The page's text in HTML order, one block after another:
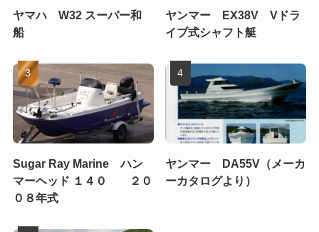
ヤマハ W32 スーパー和
船
ヤンマー EX38V Vドラ
イブ式シャフト艇
Sugar Ray Marine ハン
マーヘッド １４０ ２０
０８年式
ヤンマー DA55V（メーカ
ーカタログより）